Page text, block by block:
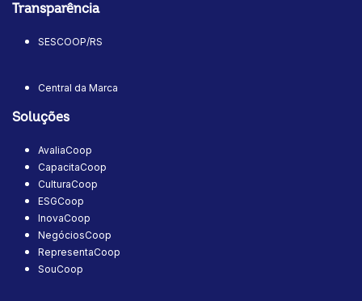
Transparência
SESCOOP/RS
Central da Marca
Soluções
AvaliaCoop
CapacitaCoop
CulturaCoop
ESGCoop
InovaCoop
NegóciosCoop
RepresentaCoop
SouCoop